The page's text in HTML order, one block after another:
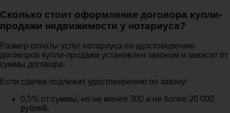
Сколько стоит оформление договора купли-
продажи недвижимости у нотариуса?
Размер оплаты услуг нотариуса по удостоверению
договоров купли-продажи установлен законом и зависит от
суммы договора.
Если сделка подлежит удостоверению по закону:
0,5% от суммы, но не менее 300 и не более 20 000
рублей.